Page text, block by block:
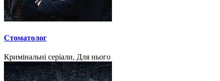
Стоматолог
Кримінальні серіали, Для нього